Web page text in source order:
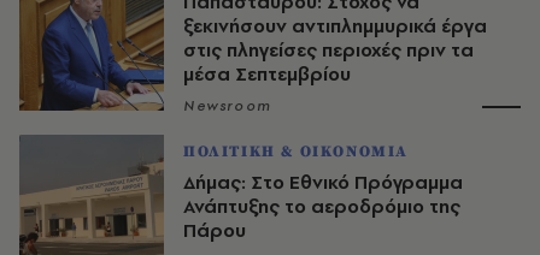
ξεκινήσουν αντιπλημμυρικά έργα
στις πληγείσες περιοχές πριν τα
μέσα Σεπτεμβρίου
Newsroom
ΠΟΛΙΤΙΚΗ & ΟΙΚΟΝΟΜΙΑ
Δήμας: Στο Εθνικό Πρόγραμμα
Ανάπτυξης το αεροδρόμιο της
Πάρου